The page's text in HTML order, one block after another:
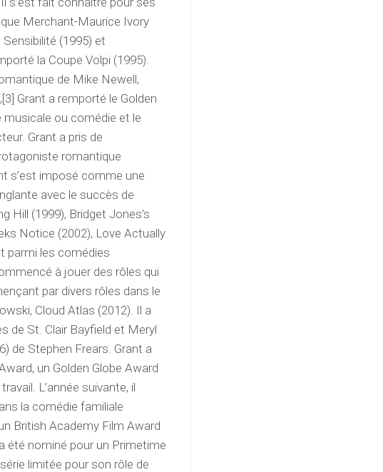
Merchant-Maurice Ivory
(1995) et
la Coupe Volpi (1995).
de Mike Newell,
Grant a remporté le Golden
musicale ou comédie et le
Grant a pris de
romantique
s’est imposé comme une
avec le succès de
Hill (1999), Bridget Jones’s
Notice (2002), Love Actually
parmi les comédies
à jouer des rôles qui
par divers rôles dans le
Cloud Atlas (2012). Il a
de St. Clair Bayfield et Meryl
de Stephen Frears. Grant a
un Golden Globe Award
L’année suivante, il
la comédie familiale
British Academy Film Award
été nominé pour un Primetime
limitée pour son rôle de